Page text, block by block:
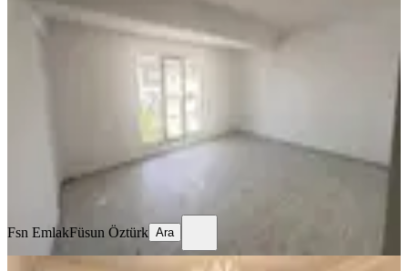
Arakat Asansör Çift Banyo
Sincan, Maraşal Çakmak Mahallesi
·117 m²
4.890.000 ₺
Füsun Öztürk
Fsn EmlakFüsun Öztürk Ara